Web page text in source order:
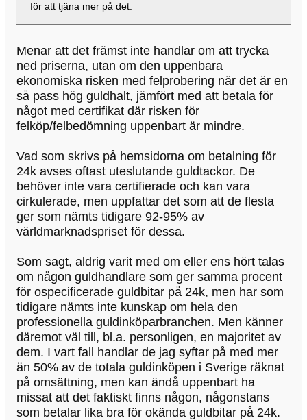
för att tjäna mer på det.
Menar att det främst inte handlar om att trycka
ned priserna, utan om den uppenbara
ekonomiska risken med felprobering när det är en
så pass hög guldhalt, jämfört med att betala för
något med certifikat där risken för
felköp/felbedömning uppenbart är mindre.
Vad som skrivs på hemsidorna om betalning för
24k avses oftast uteslutande guldtackor. De
behöver inte vara certifierade och kan vara
cirkulerade, men uppfattar det som att de flesta
ger som nämts tidigare 92-95% av
världmarknadspriset för dessa.
Som sagt, aldrig varit med om eller ens hört talas
om någon guldhandlare som ger samma procent
för ospecificerade guldbitar på 24k, men har som
tidigare nämts inte kunskap om hela den
professionella guldinköparbranchen. Men känner
däremot väl till, bl.a. personligen, en majoritet av
dem. I vart fall handlar de jag syftar på med mer
än 50% av de totala guldinköpen i Sverige räknat
på omsättning, men kan ändå uppenbart ha
missat att det faktiskt finns någon, någonstans
som betalar lika bra för okända guldbitar på 24k.